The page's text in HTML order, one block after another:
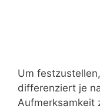
Um
differenziert je
Aufmerksamkeit